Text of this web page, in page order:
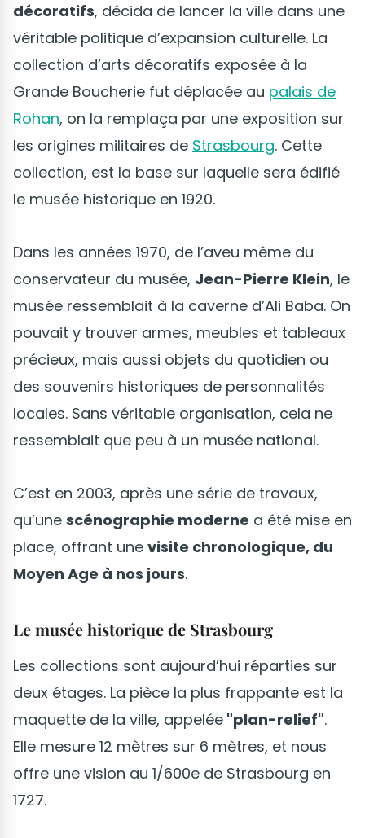
décoratifs, décida de lancer la ville dans une
véritable politique d’expansion culturelle. La
collection d’arts décoratifs exposée à la
Grande Boucherie fut déplacée au palais de
Rohan, on la remplaça par une exposition sur
les origines militaires de Strasbourg. Cette
collection, est la base sur laquelle sera édifié
le musée historique en 1920.
Dans les années 1970, de l’aveu même du
conservateur du musée, Jean-Pierre Klein, le
musée ressemblait à la caverne d’Ali Baba. On
pouvait y trouver armes, meubles et tableaux
précieux, mais aussi objets du quotidien ou
des souvenirs historiques de personnalités
locales. Sans véritable organisation, cela ne
ressemblait que peu à un musée national.
C’est en 2003, après une série de travaux,
qu’une scénographie moderne a été mise en
place, offrant une visite chronologique, du
Moyen Age à nos jours.
Le musée historique de Strasbourg
Les collections sont aujourd’hui réparties sur
deux étages. La pièce la plus frappante est la
maquette de la ville, appelée "plan-relief".
Elle mesure 12 mètres sur 6 mètres, et nous
offre une vision au 1/600e de Strasbourg en
1727.